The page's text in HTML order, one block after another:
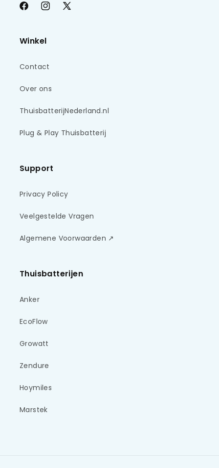
FacebookInstagram
X
Winkel
Contact
Over ons
ThuisbatterijNederland.nl
Plug & Play Thuisbatterij
Support
Privacy Policy
Veelgestelde Vragen
Algemene Voorwaarden ↗
Thuisbatterijen
Anker
EcoFlow
Growatt
Zendure
Hoymiles
Marstek